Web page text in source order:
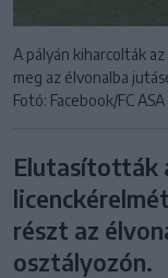
A pályán kiharcolták
meg az élvonalba
Fotó: Facebook/FC
Elutasították
részt az
osztályozón.